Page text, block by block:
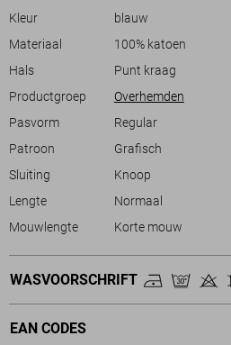
milieubewust wil zijn. Of je nu een
een terrasje pakt, dit grafische
Kleur
blauw
Materiaal
100% katoen
Hals
Punt kraag
Productgroep
Overhemden
Pasvorm
Regular
Patroon
Grafisch
Sluiting
Knoop
Lengte
Normaal
Mouwlengte
Korte mouw
WASVOORSCHRIFT
EAN CODES